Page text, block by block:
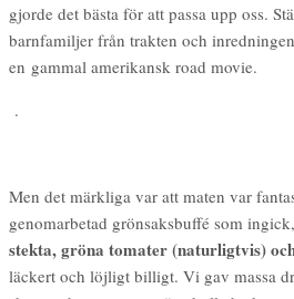
gjorde det bästa för att passa upp oss.
barnfamiljer från trakten och
en gammal amerikansk road movie.
.
Men det märkliga var att maten var
genomarbetad grönsaksbuffé som ingick,
stekta, gröna tomater (naturligtvis)
läckert och löjligt billigt. Vi gav massa